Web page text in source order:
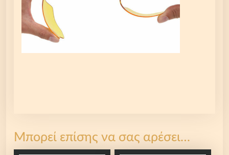
Μπορεί επίσης να σας αρέσει…